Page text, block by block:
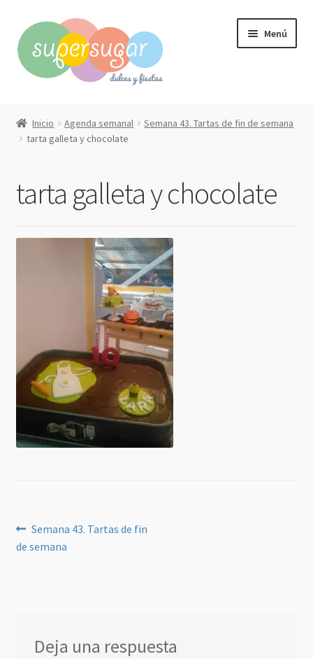
a
la
navegación
al
contenido
Menú
Compra online
hijo
el
Inicio Agenda semanal
Semana 43. Tartas de fin de semana
tarta galleta y chocolate
tarta galleta y chocolate
Navegación
de
Anterior:
Semana 43. Tartas de fin
de semana
Deja una respuesta